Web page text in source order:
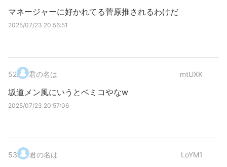
マネージャーに好かれてる菅原推されるわけだ
2025/07/23 20:56:51
52. 君の名は mtUXK
坂道メン風にいうとベミコやなw
2025/07/23 20:57:06
53. 君の名は LoYM1